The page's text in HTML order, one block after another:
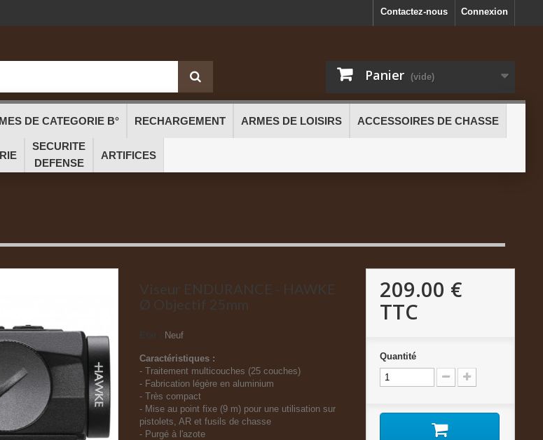
Connexion
Contactez-nous
Panier (vide)
DE CATEGORIE B° RECHARGEMENT ARMES DE LOISIRS ACCESSOIRES DE CHASSE
SECURITE
DEFENSE
ARTIFICES
Viseur ENDURANCE - HAWKE
Ø Objectif 25mm
Neuf
Caractéristiques :
- Traitement multicouches (25 couches)
- Fabrication légère en aluminium
- Très compact
- Mise au point fixe (9 m) pour une utilisation sur
pistolets, AR et fusils de chasse
- Purgé à l'azote
209.00 €
TTC
Quantité